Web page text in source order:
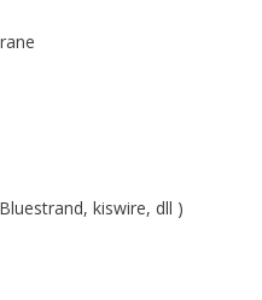
kiswire, dll )